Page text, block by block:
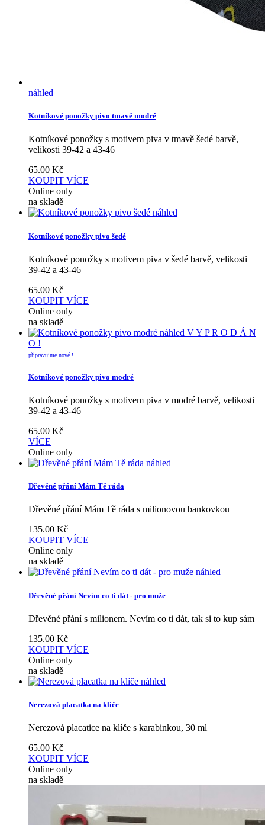
náhled
Kotníkové ponožky pivo tmavě modré
Kotníkové ponožky s motivem piva v tmavě šedé barvě,
velikosti 39-42 a 43-46
65.00 Kč
KOUPIT VÍCE
Online only
na skladě
náhled
Kotníkové ponožky pivo šedé
Kotníkové ponožky s motivem piva v šedé barvě, velikosti
39-42 a 43-46
65.00 Kč
KOUPIT VÍCE
Online only
na skladě
náhled V Y P R O D Á N
O !
připravujme nové !
Kotníkové ponožky pivo modré
Kotníkové ponožky s motivem piva v modré barvě, velikosti
39-42 a 43-46
65.00 Kč
VÍCE
Online only
náhled
Dřevěné přání Mám Tě ráda
Dřevěné přání Mám Tě ráda s milionovou bankovkou
135.00 Kč
KOUPIT VÍCE
Online only
na skladě
náhled
Dřevěné přání Nevím co ti dát - pro muže
Dřevěné přání s milionem. Nevím co ti dát, tak si to kup sám
135.00 Kč
KOUPIT VÍCE
Online only
na skladě
náhled
Nerezová placatka na klíče
Nerezová placatice na klíče s karabinkou, 30 ml
65.00 Kč
KOUPIT VÍCE
Online only
na skladě